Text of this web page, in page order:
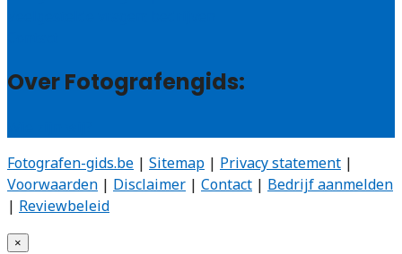
Over Fotografengids:
Fotografen-gids.be | Sitemap | Privacy statement |
Voorwaarden | Disclaimer | Contact | Bedrijf aanmelden
| Reviewbeleid
×